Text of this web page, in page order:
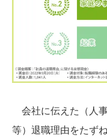
会社に伝えた（人
等）退職理由をたず